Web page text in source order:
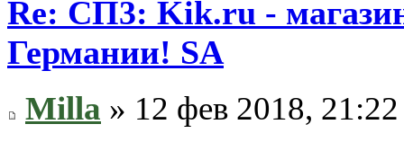
Re: СП3: Kik.ru -
Германии! SA
Milla » 12 фев 2018, 21:22